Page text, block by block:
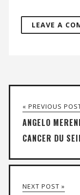
« PREVIOUS
ANGELO
CANCER DU
NEXT POST »